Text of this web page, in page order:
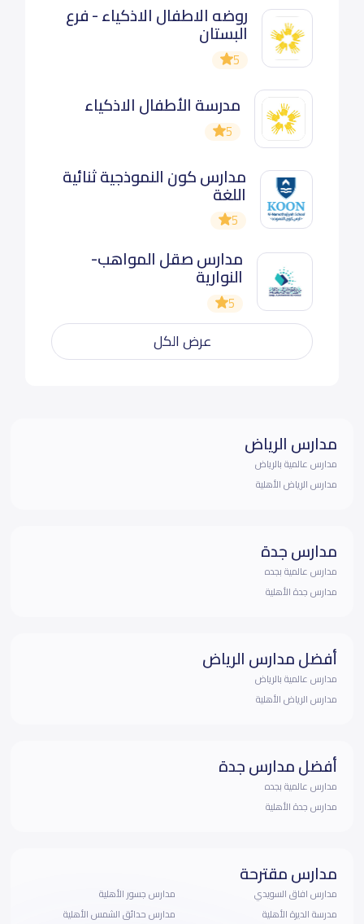
روضه الاطفال الاذكياء - فرع
البستان
5
مدرسة الأطفال الاذكياء
5
مدارس كون النموذجية ثنائية
اللغة
5
مدارس صقل المواهب-
النوارية
5
عرض الكل
مدارس الرياض
مدارس عالمية بالرياض
مدارس الرياض الأهلية
مدارس جدة
مدارس عالمية بجده
مدارس جدة الأهلية
أفضل مدارس الرياض
مدارس عالمية بالرياض
مدارس الرياض الأهلية
أفضل مدارس جدة
مدارس عالمية بجده
مدارس جدة الأهلية
مدارس مقترحة
مدارس افاق السويدي
مدرسة الديرة الأهلية
مدارس جسور الأهلية
مدارس حدائق الشمس الأهلية